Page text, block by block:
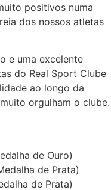
positivos numa
dos nossos atletas
e uma excelente
do Real Sport Clube
ao longo da
orgulham o clube.
de Ouro)
de Prata)
de Prata)